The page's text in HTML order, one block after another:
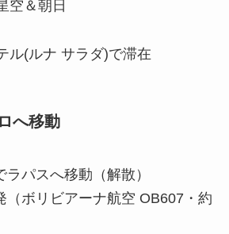
空＆朝日
ル(ルナ サラダ)で滞在
へ移動
パスへ移動（解散）
ボリビアーナ航空 OB607・約